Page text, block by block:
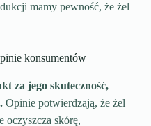
mamy pewność, że żel
konsumentów
za jego skuteczność,
Opinie potwierdzają, że żel
oczyszcza skórę,